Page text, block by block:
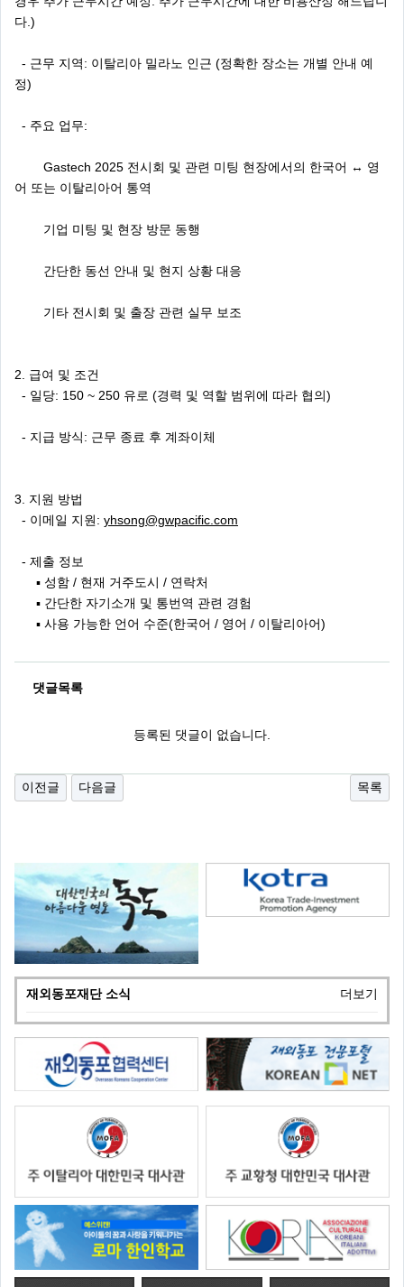
다.)
- 근무 지역: 이탈리아 밀라노 인근 (정확한 장소는 개별 안내 예
정)
- 주요 업무:
Gastech 2025 전시회 및 관련 미팅 현장에서의 한국어 ↔ 영
어 또는 이탈리아어 통역
기업 미팅 및 현장 방문 동행
간단한 동선 안내 및 현지 상황 대응
기타 전시회 및 출장 관련 실무 보조
2. 급여 및 조건
- 일당: 150 ~ 250 유로 (경력 및 역할 범위에 따라 협의)
- 지급 방식: 근무 종료 후 계좌이체
3. 지원 방법
- 이메일 지원: yhsong@gwpacific.com
- 제출 정보
▪ 성함 / 현재 거주도시 / 연락처
▪ 간단한 자기소개 및 통번역 관련 경험
▪ 사용 가능한 언어 수준(한국어 / 영어 / 이탈리아어)
댓글목록
등록된 댓글이 없습니다.
이전글 다음글 목록
재외동포재단 소식 더보기